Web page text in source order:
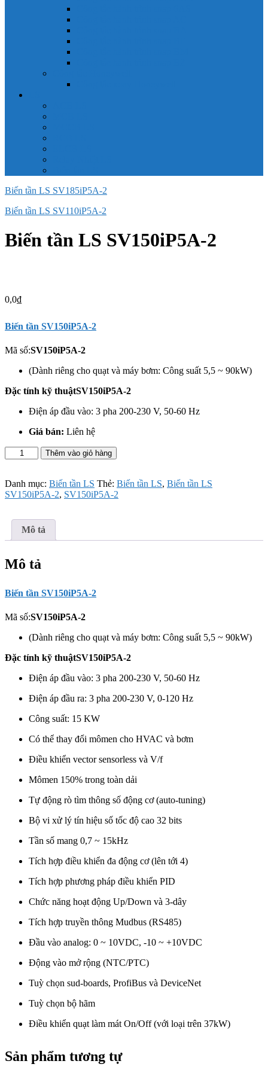
Biến tần LS SV185iP5A-2
Biến tần LS SV110iP5A-2
Biến tần LS SV150iP5A-2
0,0₫
Biến tần SV150iP5A-2
Mã số:SV150iP5A-2
(Dành riêng cho quạt và máy bơm: Công suất 5,5 ~ 90kW)
Đặc tính kỹ thuậtSV150iP5A-2
Điện áp đầu vào: 3 pha 200-230 V, 50-60 Hz
Giá bán: Liên hệ
Biến
tần
SV150iP5A-
2
Thêm vào giỏ hàng
Danh mục: Biến tần LS Thẻ: Biến tần LS, Biến tần LS
SV150iP5A-2, SV150iP5A-2
Mô tả
Mô tả
Biến tần SV150iP5A-2
Mã số:SV150iP5A-2
(Dành riêng cho quạt và máy bơm: Công suất 5,5 ~ 90kW)
Đặc tính kỹ thuậtSV150iP5A-2
Điện áp đầu vào: 3 pha 200-230 V, 50-60 Hz
Điện áp đầu ra: 3 pha 200-230 V, 0-120 Hz
Công suất: 15 KW
Có thể thay đổi mômen cho HVAC và bơm
Điều khiển vector sensorless và V/f
Mômen 150% trong toàn dải
Tự động rò tìm thông số động cơ (auto-tuning)
Bộ vi xử lý tín hiệu số tốc độ cao 32 bits
Tần số mang 0,7 ~ 15kHz
Tích hợp điều khiển đa động cơ (lên tới 4)
Tích hợp phương pháp điều khiển PID
Chức năng hoạt động Up/Down và 3-dây
Tích hợp truyền thông Mudbus (RS485)
Đầu vào analog: 0 ~ 10VDC, -10 ~ +10VDC
Động vào mở rộng (NTC/PTC)
Tuỳ chọn sud-boards, ProfiBus và DeviceNet
Tuỳ chọn bộ hãm
Điều khiển quạt làm mát On/Off (với loại trên 37kW)
Sản phẩm tương tự